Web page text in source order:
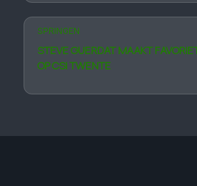
SPRINGEN
STEVE GUERDAT MAAKT
OP CSI TWENTE